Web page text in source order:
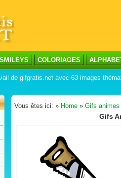
SMILEYS COLORIAGES
de gifgratis.net avec 63 images
Vous êtes ici: » Home » Gifs animes
Gifs